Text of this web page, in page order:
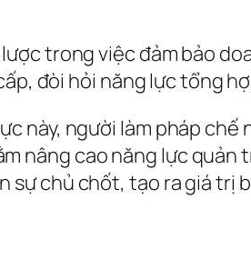
trong việc đảm bảo
đòi hỏi năng lực tổng
này, người làm pháp chế
nâng cao năng lực
sự chủ chốt, tạo ra giá trị